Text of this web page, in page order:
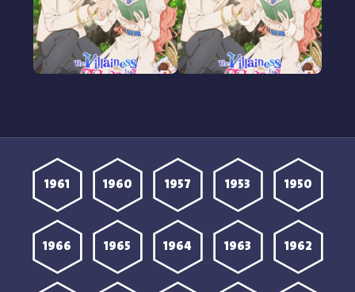
1950
1953
1957
1960
1961
1962
1963
1964
1965
1966